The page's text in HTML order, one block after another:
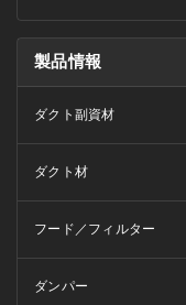
製品情報
ダクト副資材
ダクト材
フード／フィルター
ダンパー